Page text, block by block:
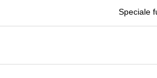
Speciale